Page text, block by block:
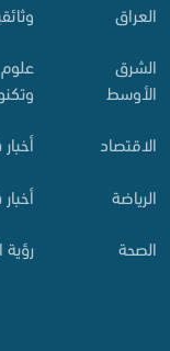
العراق
الشرق
الأوسط
الاقتصاد
الرياضة
الصحة
علوم
رؤية